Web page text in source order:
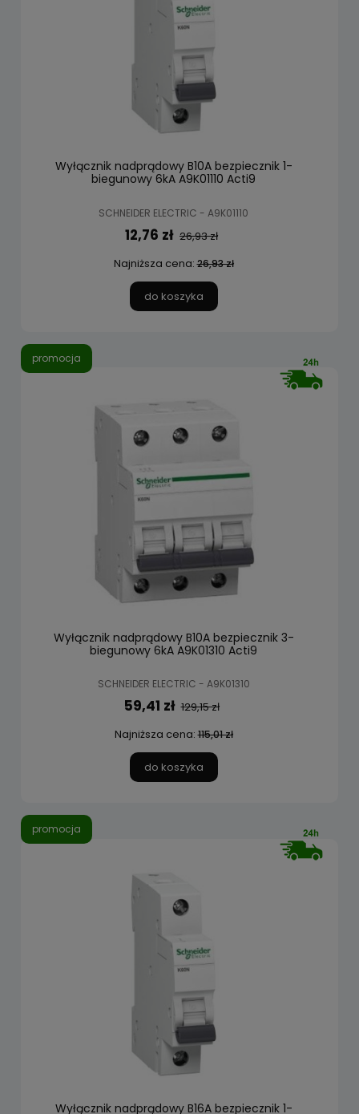
Wyłącznik nadprądowy B10A bezpiecznik 1-
biegunowy 6kA A9K01110 Acti9
SCHNEIDER ELECTRIC - A9K01110
12,76 zł 26,93 zł
Najniższa cena:26,93 zł
do koszyka
Wyłącznik nadprądowy B10A bezpiecznik 3-
biegunowy 6kA A9K01310 Acti9
SCHNEIDER ELECTRIC - A9K01310
59,41 zł 129,15 zł
Najniższa cena:115,01 zł
do koszyka
promocja
Wyłącznik nadprądowy B16A bezpiecznik 1-
promocja